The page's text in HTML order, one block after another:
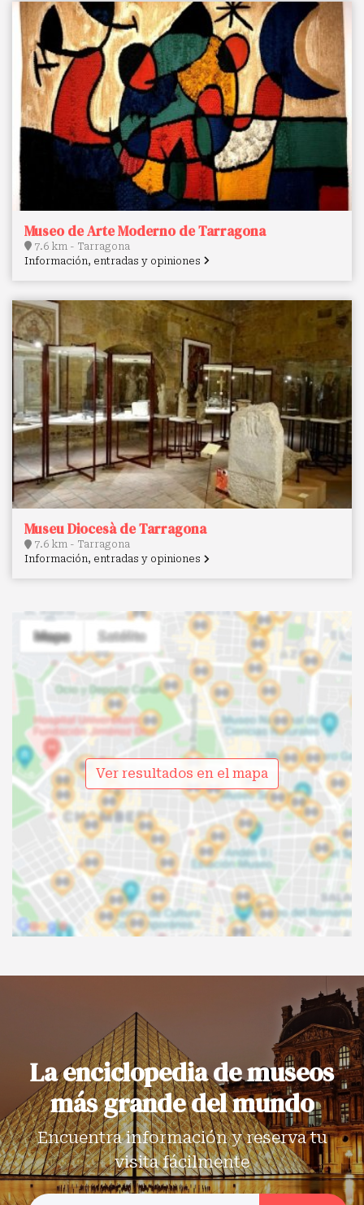
Museo de Arte Moderno de Tarragona
7.6 km - Tarragona
Información, entradas y opiniones
Museu Diocesà de Tarragona
7.6 km - Tarragona
Información, entradas y opiniones
Ver resultados en el mapa
La enciclopedia de museos
más grande del mundo
Encuentra información y reserva tu
visita fácilmente